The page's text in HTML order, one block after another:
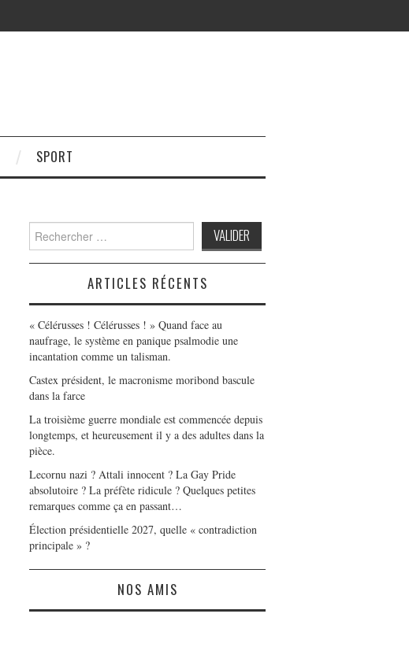
SPORT
Search
for:
ARTICLES RÉCENTS
« Célérusses ! Célérusses ! » Quand face au
naufrage, le système en panique psalmodie une
incantation comme un talisman.
Castex président, le macronisme moribond bascule
dans la farce
La troisième guerre mondiale est commencée depuis
longtemps, et heureusement il y a des adultes dans la
pièce.
Lecornu nazi ? Attali innocent ? La Gay Pride
absolutoire ? La préfète ridicule ? Quelques petites
remarques comme ça en passant…
Élection présidentielle 2027, quelle « contradiction
principale » ?
NOS AMIS